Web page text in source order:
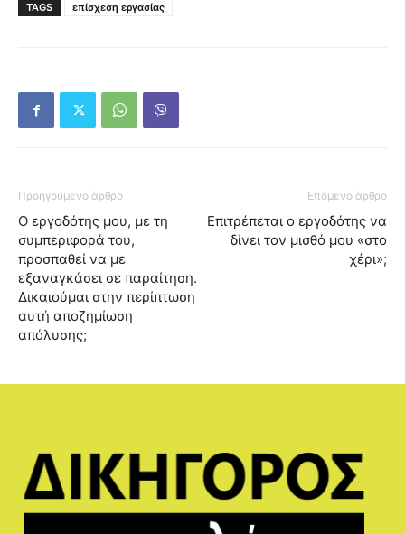
TAGS επίσχεση εργασίας
Προηγούμενο άρθρο
Ο εργοδότης μου, με τη
συμπεριφορά του,
προσπαθεί να με
εξαναγκάσει σε παραίτηση.
Δικαιούμαι στην περίπτωση
αυτή αποζημίωση
απόλυσης;
Επόμενο άρθρο
Επιτρέπεται ο εργοδότης να
δίνει τον μισθό μου «στο
χέρι»;